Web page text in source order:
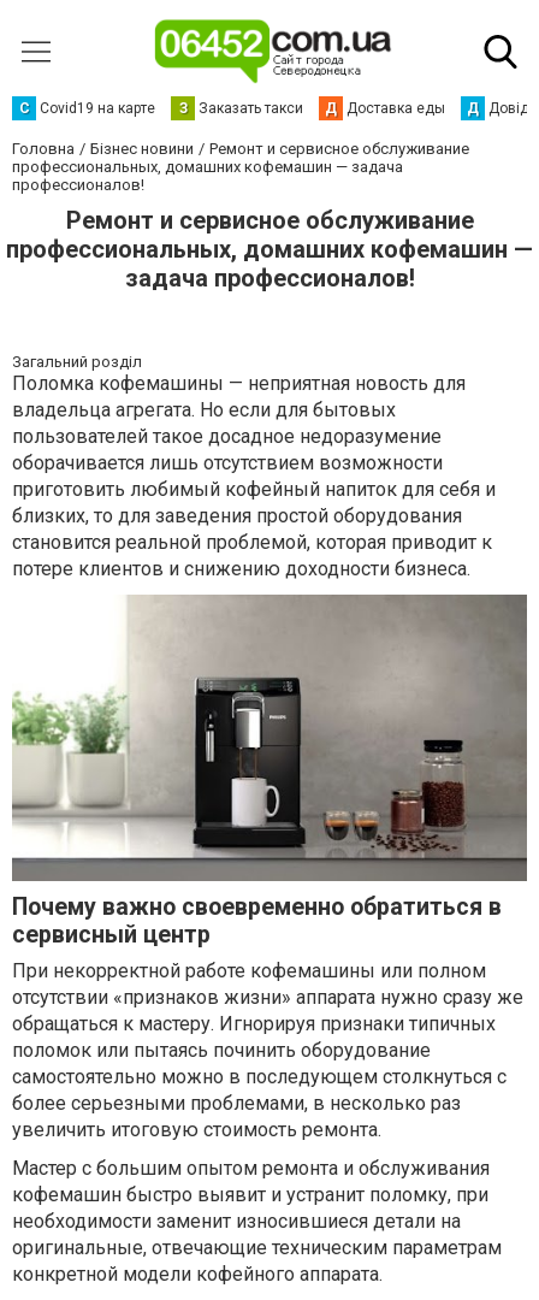
С Сovid19 на карте З Заказать такси Д Доставка еды Д
Головна Бізнес новини
Ремонт и сервисное обслуживание
профессиональных, домашних кофемашин — задача
профессионалов!
Ремонт и сервисное обслуживание
профессиональных, домашних кофемашин —
задача профессионалов!
Загальний розділ
Поломка кофемашины — неприятная новость для
владельца агрегата. Но если для бытовых
пользователей такое досадное недоразумение
оборачивается лишь отсутствием возможности
приготовить любимый кофейный напиток для себя и
близких, то для заведения простой оборудования
становится реальной проблемой, которая приводит к
потере клиентов и снижению доходности бизнеса.
Почему важно своевременно обратиться в
сервисный центр
При некорректной работе кофемашины или полном
отсутствии «признаков жизни» аппарата нужно сразу же
обращаться к мастеру. Игнорируя признаки типичных
поломок или пытаясь починить оборудование
самостоятельно можно в последующем столкнуться с
более серьезными проблемами, в несколько раз
увеличить итоговую стоимость ремонта.
Мастер с большим опытом ремонта и обслуживания
кофемашин быстро выявит и устранит поломку, при
необходимости заменит износившиеся детали на
оригинальные, отвечающие техническим параметрам
конкретной модели кофейного аппарата.